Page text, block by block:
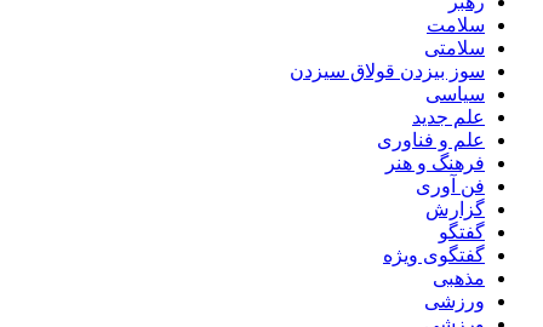
سلامت
سلامتی
سوز بیزدن قولاق سیزدن
سیاسی
علم جدید
علم و فناوری
فرهنگ و هنر
فن آوری
گزارش
گفتگو
گفتگوی ویژه
مذهبی
ورزشی